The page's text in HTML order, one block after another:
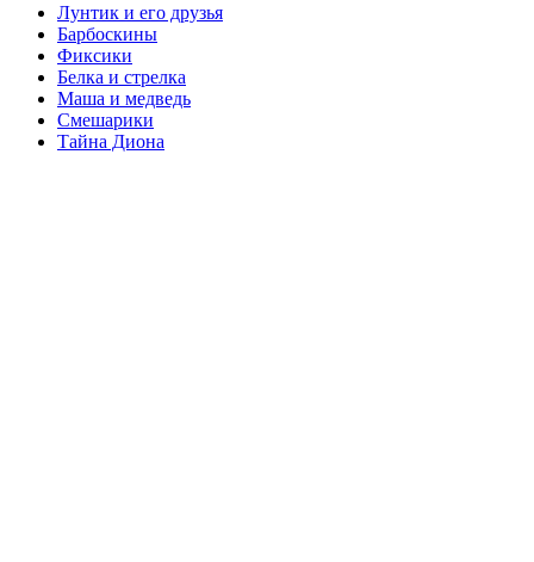
Лунтик и его друзья
Барбоскины
Фиксики
Белка и стрелка
Маша и медведь
Смешарики
Тайна Диона